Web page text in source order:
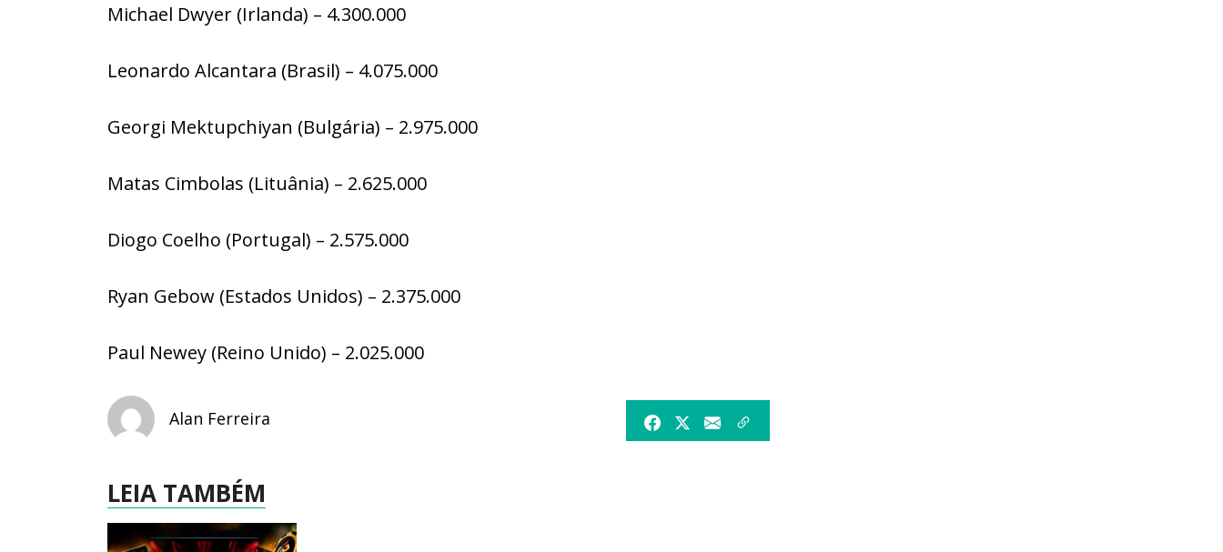
Michael Dwyer (Irlanda) – 4.300.000
Leonardo Alcantara (Brasil) – 4.075.000
Georgi Mektupchiyan (Bulgária) – 2.975.000
Matas Cimbolas (Lituânia) – 2.625.000
Diogo Coelho (Portugal) – 2.575.000
Ryan Gebow (Estados Unidos) – 2.375.000
Paul Newey (Reino Unido) – 2.025.000
Alan Ferreira
LEIA TAMBÉM